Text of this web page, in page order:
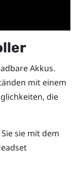
Akkus.
mit einem
die
sie mit dem